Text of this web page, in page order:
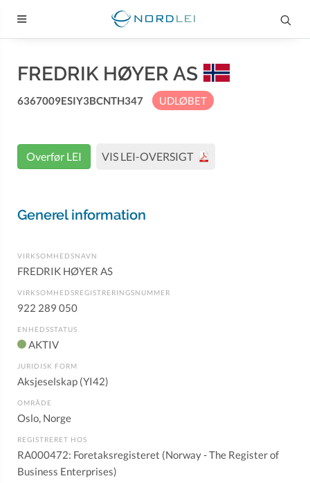
FREDRIK HØYER AS
6367009ESIY3BCNTH347 UDLØBET
Overfør LEI VIS LEI-OVERSIGT
Generel information
VIRKSOMHEDSNAVN
FREDRIK HØYER AS
VIRKSOMHEDSREGISTRERINGSNUMMER
922 289 050
ENHEDSSTATUS
AKTIV
JURIDISK FORM
Aksjeselskap (YI42)
OMRÅDE
Oslo, Norge
REGISTRERET HOS
RA000472: Foretaksregisteret (Norway - The Register of
Business Enterprises)